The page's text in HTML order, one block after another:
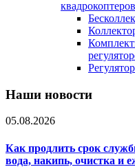
квадрокоптеров
Наши новости
05.08.2026
Как продлить срок
вода, накипь, очистка и